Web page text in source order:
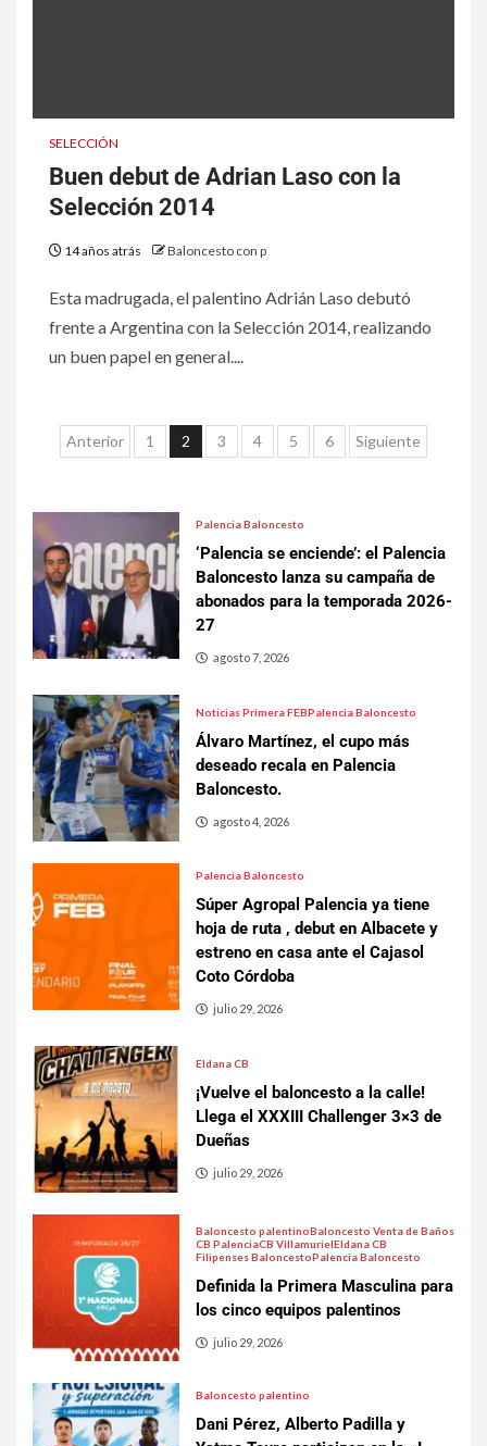
SELECCIÓN
Buen debut de Adrian Laso con la
Selección 2014
14 años atrás Baloncesto con p
Esta madrugada, el palentino Adrián Laso debutó
frente a Argentina con la Selección 2014, realizando
un buen papel en general....
Anterior 1 2 3 4 5 6 Siguiente
Palencia Baloncesto
‘Palencia se enciende’: el Palencia
Baloncesto lanza su campaña de
abonados para la temporada 2026-
27
agosto 7, 2026
Noticias Primera FEBPalencia Baloncesto
Álvaro Martínez, el cupo más
deseado recala en Palencia
Baloncesto.
agosto 4, 2026
Palencia Baloncesto
Súper Agropal Palencia ya tiene
hoja de ruta , debut en Albacete y
estreno en casa ante el Cajasol
Coto Córdoba
julio 29, 2026
Eldana CB
¡Vuelve el baloncesto a la calle!
Llega el XXXIII Challenger 3×3 de
Dueñas
julio 29, 2026
Baloncesto palentinoBaloncesto Venta de Baños
CB PalenciaCB VillamurielEldana CB
Filipenses BaloncestoPalencia Baloncesto
Definida la Primera Masculina para
los cinco equipos palentinos
julio 29, 2026
Baloncesto palentino
Dani Pérez, Alberto Padilla y